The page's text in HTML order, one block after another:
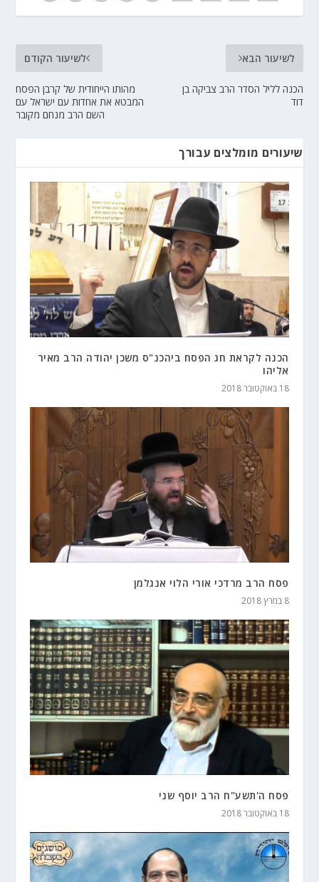
לשיעור הקודם
מהותו הייחודית של קרבן הפסח
המבטא את אחדות עם ישראל עם
השם הרב מנחם מקובר
לשיעור הבא
הכנה לליל הסדר הרב צביקה בן
דוד
שיעורים מומלצים עבורך
הכנה לקראת חג הפסח ביהכנ"ס משכן יהודה הרב מאיר
אליהו
18 באוקטובר 2018
פסח הרב מרדכי אורי הלוי אנגלמן
8 במרץ 2018
פסח ה'תשע"ח הרב יוסף שני
18 באוקטובר 2018